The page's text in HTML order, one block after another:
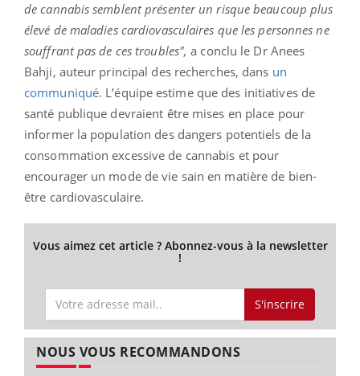
de cannabis semblent présenter un risque beaucoup plus
élevé de maladies cardiovasculaires que les personnes ne
souffrant pas de ces troubles", a conclu le Dr Anees
Bahji, auteur principal des recherches, dans un
communiqué. L’équipe estime que des initiatives de
santé publique devraient être mises en place pour
informer la population des dangers potentiels de la
consommation excessive de cannabis et pour
encourager un mode de vie sain en matière de bien-
être cardiovasculaire.
Vous aimez cet article ? Abonnez-vous à la newsletter
!
S'inscrire
NOUS VOUS RECOMMANDONS